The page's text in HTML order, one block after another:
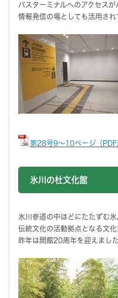
バスターミナルへのアクセスが
情報発信の場としても活用され
第28号9～10ページ（PDF
氷川の杜文化館
氷川参道の中ほどにたたずむ
伝統文化の活動拠点となる文化
昨年は開館20周年を迎えました